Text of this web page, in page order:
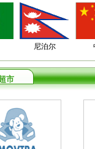
尼泊尔
市